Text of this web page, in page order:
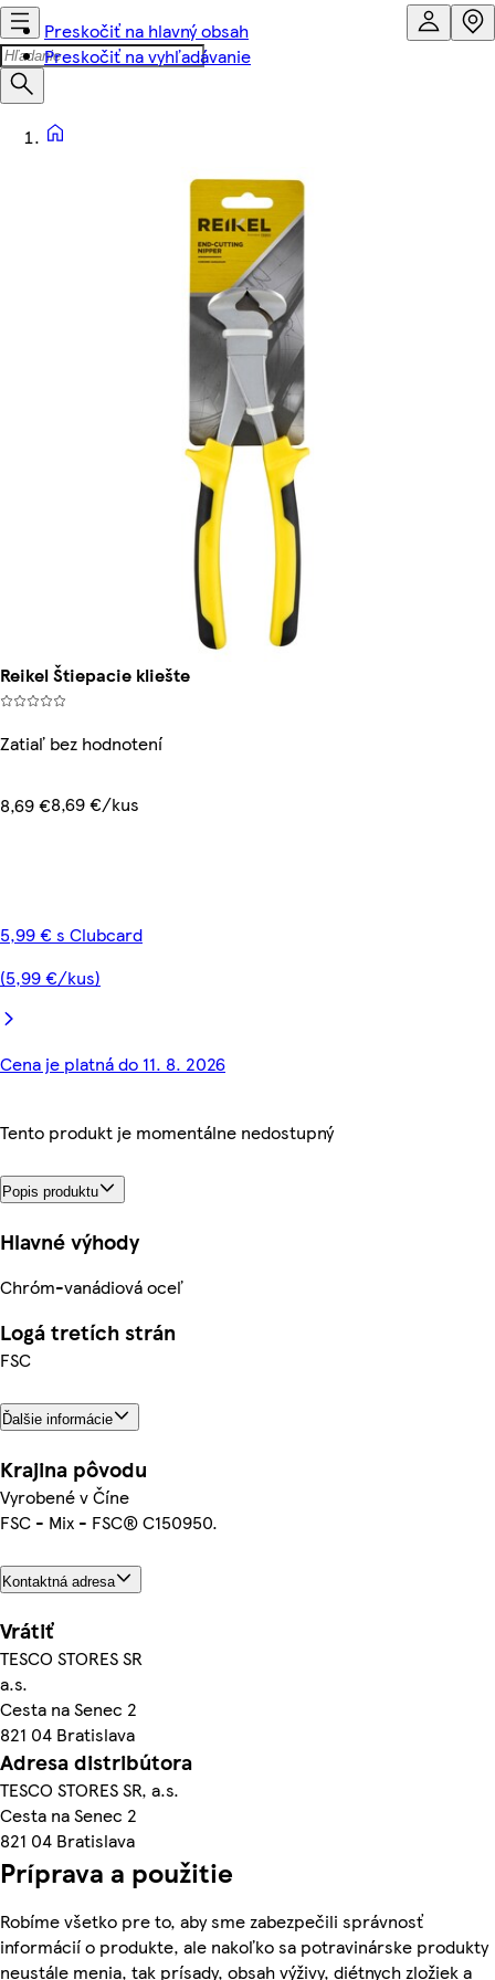
Preskočiť na hlavný obsah
Preskočiť na vyhľadávanie
Reikel Štiepacie kliešte
Zatiaľ bez hodnotení
8,69 €8,69 €/kus
5,99 € s Clubcard
(5,99 €/kus)
Cena je platná do 11. 8. 2026
Tento produkt je momentálne nedostupný
Popis produktu
Hlavné výhody
Chróm-vanádiová oceľ
Logá tretích strán
FSC
Ďalšie informácie
Krajina pôvodu
Vyrobené v Číne
FSC - Mix - FSC® C150950.
Kontaktná adresa
Vrátiť
TESCO STORES SR
a.s.
Cesta na Senec 2
821 04 Bratislava
Adresa distribútora
TESCO STORES SR, a.s.
Cesta na Senec 2
821 04 Bratislava
Príprava a použitie
Robíme všetko pre to, aby sme zabezpečili správnosť
informácií o produkte, ale nakoľko sa potravinárske produkty
neustále menia, tak prísady, obsah výživy, diétnych zložiek a